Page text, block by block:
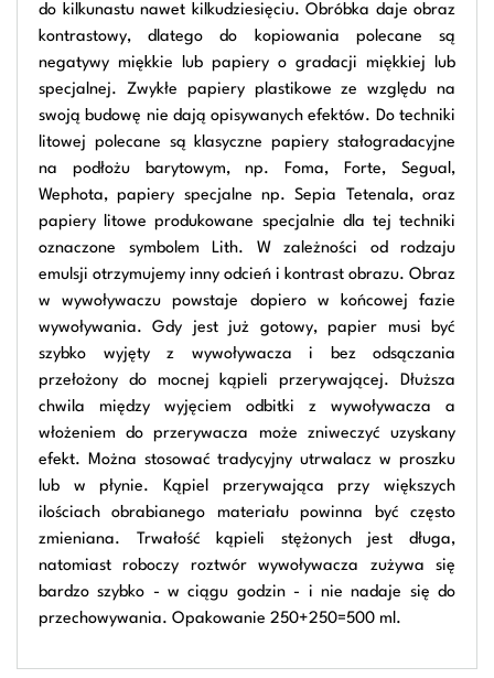
do kilkunastu nawet kilkudziesięciu. Obróbka daje obraz
kontrastowy, dlatego do kopiowania polecane są
negatywy miękkie lub papiery o gradacji miękkiej lub
specjalnej. Zwykłe papiery plastikowe ze względu na
swoją budowę nie dają opisywanych efektów. Do techniki
litowej polecane są klasyczne papiery stałogradacyjne
na podłożu barytowym, np. Foma, Forte, Segual,
Wephota, papiery specjalne np. Sepia Tetenala, oraz
papiery litowe produkowane specjalnie dla tej techniki
oznaczone symbolem Lith. W zależności od rodzaju
emulsji otrzymujemy inny odcień i kontrast obrazu. Obraz
w wywoływaczu powstaje dopiero w końcowej fazie
wywoływania. Gdy jest już gotowy, papier musi być
szybko wyjęty z wywoływacza i bez odsączania
przełożony do mocnej kąpieli przerywającej. Dłuższa
chwila między wyjęciem odbitki z wywoływacza a
włożeniem do przerywacza może zniweczyć uzyskany
efekt. Można stosować tradycyjny utrwalacz w proszku
lub w płynie. Kąpiel przerywająca przy większych
ilościach obrabianego materiału powinna być często
zmieniana. Trwałość kąpieli stężonych jest długa,
natomiast roboczy roztwór wywoływacza zużywa się
bardzo szybko - w ciągu godzin - i nie nadaje się do
przechowywania. Opakowanie 250+250=500 ml.